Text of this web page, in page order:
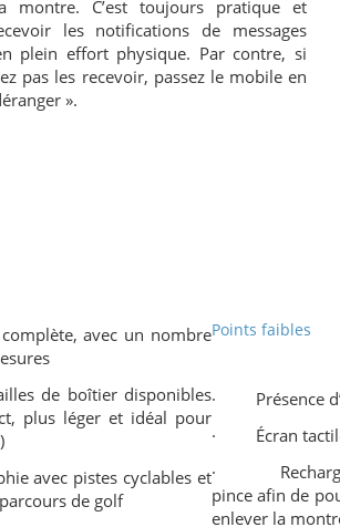
montre. C’est toujours pratique et
les notifications de messages
plein effort physique. Par contre, si
pas les recevoir, passez le mobile en
».
avec un nombre
de boîtier disponibles
plus léger et idéal pour
avec pistes cyclables et
de golf
Points faibles
· Présence
· Écran
· Recharge
pince afin de
enlever la